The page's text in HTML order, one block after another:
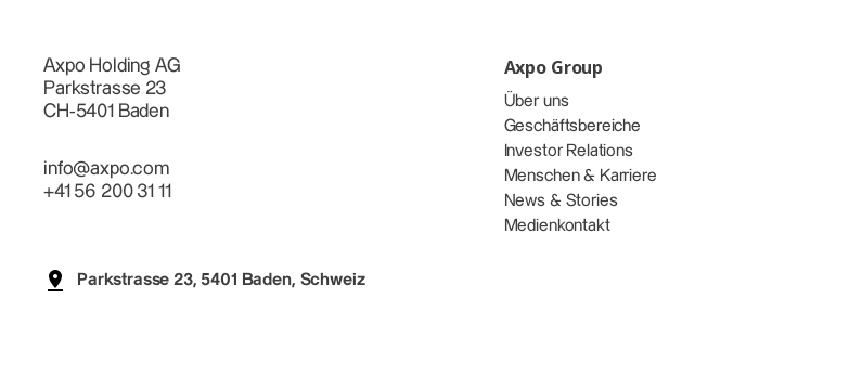
Axpo Holding AG
Parkstrasse 23
CH-5401 Baden
info@axpo.com
+41 56 200 31 11
Parkstrasse 23, 5401 Baden, Schweiz
Axpo Group
Über uns
Geschäftsbereiche
Investor Relations
Menschen & Karriere
News & Stories
Medienkontakt